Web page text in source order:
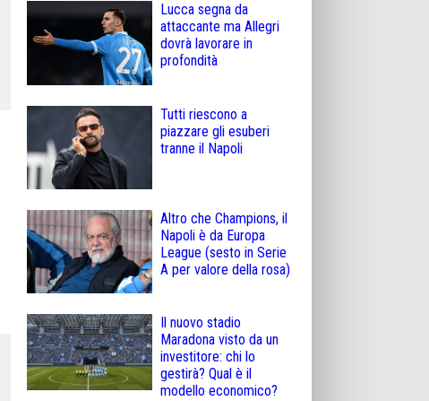
Lucca segna da
attaccante ma Allegri
dovrà lavorare in
profondità
Tutti riescono a
piazzare gli esuberi
tranne il Napoli
Altro che Champions, il
Napoli è da Europa
League (sesto in Serie
A per valore della rosa)
Il nuovo stadio
Maradona visto da un
investitore: chi lo
gestirà? Qual è il
modello economico?